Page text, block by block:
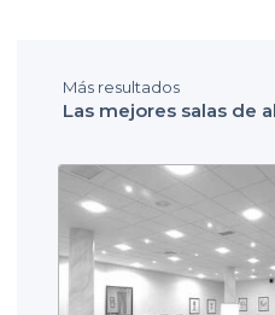
Más resultados
Las mejores salas de